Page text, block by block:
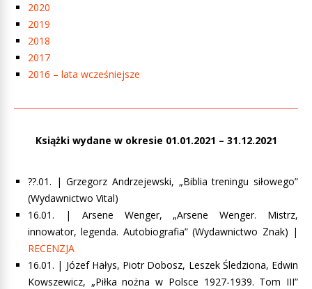
2020
2019
2018
2017
2016 – lata wcześniejsze
Książki wydane w okresie 01.01.2021 – 31.12.2021
??.01. | Grzegorz Andrzejewski, „Biblia treningu siłowego”
(Wydawnictwo Vital)
16.01. | Arsene Wenger, „Arsene Wenger. Mistrz,
innowator, legenda. Autobiografia”(Wydawnictwo Znak) |
RECENZJA
16.01. | Józef Hałys, Piotr Dobosz, Leszek Śledziona, Edwin
Kowszewicz, „Piłka nożna w Polsce 1927-1939. Tom III”